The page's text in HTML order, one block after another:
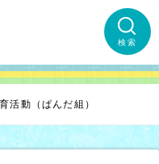
検索
活動（ぱんだ組）